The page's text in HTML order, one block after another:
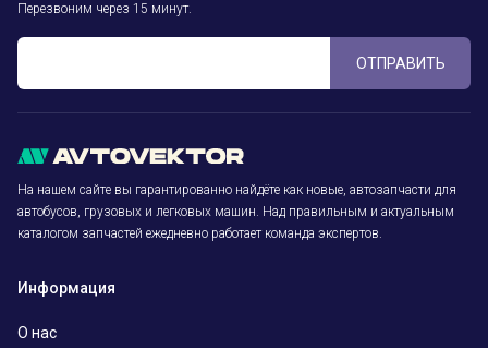
Перезвоним через 15 минут.
ОТПРАВИТЬ
На нашем сайте вы гарантированно найдёте как новые, автозапчасти для
автобусов, грузовых и легковых машин. Над правильным и актуальным
каталогом запчастей ежедневно работает команда экспертов.
Информация
О нас